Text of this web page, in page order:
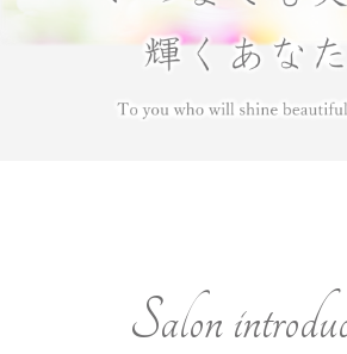
メニュー
別邸限定メニュー
Salon